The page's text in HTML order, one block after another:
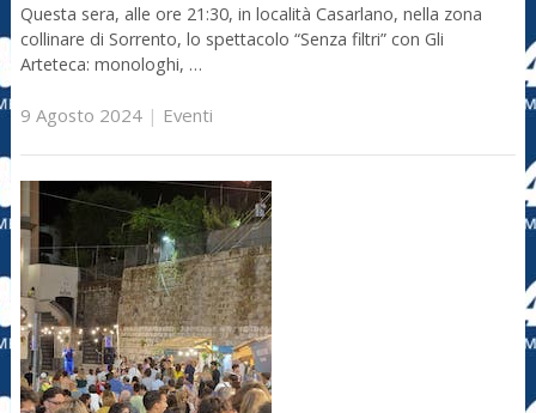
Questa sera, alle ore 21:30, in località Casarlano, nella zona
collinare di Sorrento, lo spettacolo “Senza filtri” con Gli
Arteteca: monologhi, …
9 Agosto 2024| Eventi